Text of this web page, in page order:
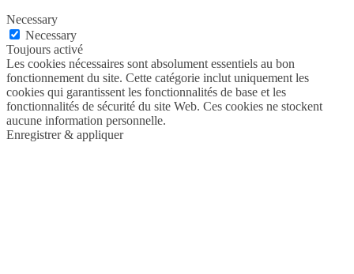
Necessary
Necessary
Toujours activé
Les cookies nécessaires sont absolument essentiels au bon
fonctionnement du site. Cette catégorie inclut uniquement les
cookies qui garantissent les fonctionnalités de base et les
fonctionnalités de sécurité du site Web. Ces cookies ne stockent
aucune information personnelle.
Enregistrer & appliquer